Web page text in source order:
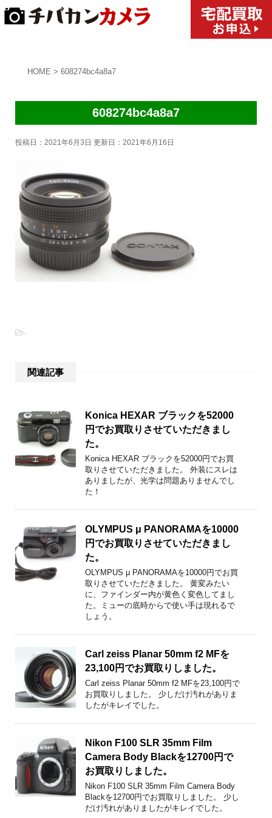
HOME > 608274bc4a8a7
608274bc4a8a7
投稿日：2021年6月3日 更新日： 2021年6月16日
-
関連記事
Konica HEXAR ブラックを52000
円でお買取りさせていただきまし
た。
Konica HEXAR ブラックを52000円でお買
取りさせていただきました。 外装にスレは
ありましたが、光学は問題ありませんでし
た！
OLYMPUS μ PANORAMAを10000
円でお買取りさせていただきまし
た。
OLYMPUS μ PANORAMAを10000円でお買
取りさせていただきました。 黄変みたい
に、ファインダー内が黄色く変色してまし
た。ミューの底時からで使い手は現れるで
しょう。
Carl zeiss Planar 50mm f2 MFを
23,100円でお買取りしました。
Carl zeiss Planar 50mm f2 MFを23,100円で
お買取りしました。 少しだけ汚れがありま
したがキレイでした。
Nikon F100 SLR 35mm Film
Camera Body Blackを12700円で
お買取りしました。
Nikon F100 SLR 35mm Film Camera Body
Blackを12700円でお買取りしました。 少し
だけ汚れがありましたがキレイでした。